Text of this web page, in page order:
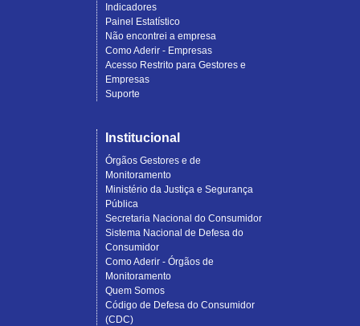
Indicadores
Painel Estatístico
Não encontrei a empresa
Como Aderir - Empresas
Acesso Restrito para Gestores e
Empresas
Suporte
Institucional
Órgãos Gestores e de
Monitoramento
Ministério da Justiça e Segurança
Pública
Secretaria Nacional do Consumidor
Sistema Nacional de Defesa do
Consumidor
Como Aderir - Órgãos de
Monitoramento
Quem Somos
Código de Defesa do Consumidor
(CDC)